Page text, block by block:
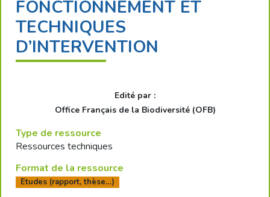
FONCTIONNEMENT ET
TECHNIQUES
D’INTERVENTION
Edité par :
Office Français de la Biodiversité (OFB)
Type de ressource
Ressources techniques
Format de la ressource
Etudes (rapport, thèse…)